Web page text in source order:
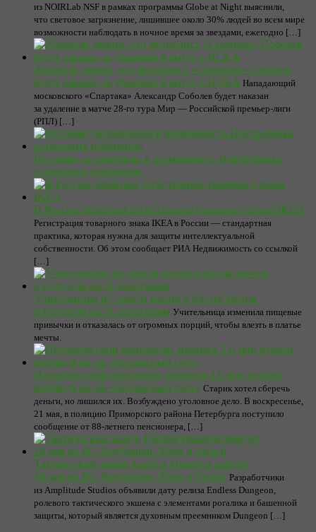
из NOIRLab NSF в рамках программы Globe at Night выяснили,
что световое загрязнение, лишившее около 30% людей во всем мире
возможности наблюдать в ночное время за звездами, ежегодно […]
Абаскаль заявил, что футболист «Спартака» Соболев
будет наказан за удаление в матче с ЦСКА Нападающий
московского «Спартака» Александр Соболев будет наказан
за удаление в матче 28-го тура Мир — Российской премьер-лиги
(РПЛ) […]
Россияне не поверили в возможность Центробанка
остановить инфляцию
В России объяснил регистрацию товарного знака IKEA
Регистрация товарного знака IKEA в России — стандартная
практика, которая нужна для защиты интеллектуальной
собственности. Об этом сообщает РИА Недвижимость со ссылкой
[…]
Учительница не смогла влезть в платье мечты
и похудела на 51 килограмм Учительница изменила пищевые
привычки и отказалась от огромных порций, чтобы влезть в платье
мечты.
Петербургский пенсионер лишился 2,6 млн рублей,
переведя их на «безопасный счет» Старик хотел сберечь
деньги, но лишился их. Возбуждено уголовное дело. В воскресенье,
21 мая, в полицию Приморского района Петербурга поступило
сообщение от 88-летнего пенсионера, […]
Тактический экшен Endless Dungeon выйдет
18 мая на PC, PlayStation, Xbox и Switch Разработчики
из Amplitude Studios объявили дату релиза Endless Dungeon,
ролевого тактического экшена с элементами рогалика и башенной
защиты, который является духовным преемником Dungeon […]